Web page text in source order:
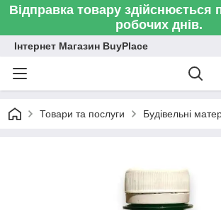
Відправка товару здійснюється
робочих днів.
Інтернет Магазин BuyPlace
Товари та послуги Будівельні